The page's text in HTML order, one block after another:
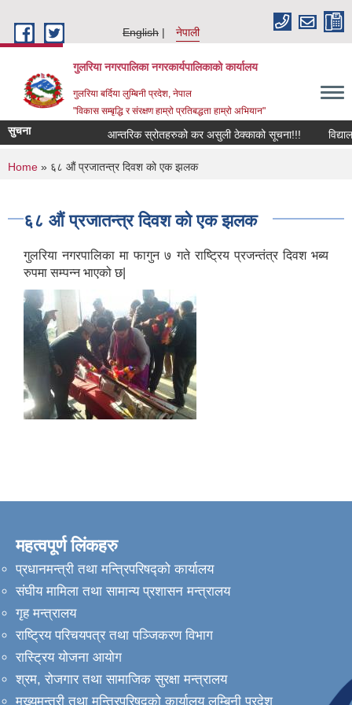
English
नेपाली
गुलरिया नगरपालिका नगरकार्यपालिकाको कार्यालय
गुलरिया बर्दिया लुम्बिनी प्रदेश, नेपाल
"विकास सम्बृद्धि र संरक्षण हाम्रो प्रतिबद्धता हाम्रो अभियान"
सुचना आन्तरिक स्रोतहरुको कर असुली ठेक्काको सूचना!!!
You are here
Home » ६८ औं प्रजातन्त्र दिवश को एक झलक
६८ औं प्रजातन्त्र दिवश को एक झलक
गुलरिया नगरपालिका मा फागुन ७ गते राष्ट्रिय प्रजन्तंत्र दिवश भब्य
रुपमा सम्पन्न भाएको छ|
महत्वपूर्ण लिंकहरु
प्रधानमन्त्री तथा मन्त्रिपरिषद्को कार्यालय
संघीय मामिला तथा सामान्य प्रशासन मन्त्रालय
गृह मन्त्रालय
राष्ट्रिय परिचयपत्र तथा पञ्जिकरण विभाग
रास्ट्रिय योजना आयोग
श्रम, रोजगार तथा सामाजिक सुरक्षा मन्त्रालय
मुख्यमन्त्री तथा मन्त्रिपरिषद्को कार्यालय लुम्बिनी प्रदेश